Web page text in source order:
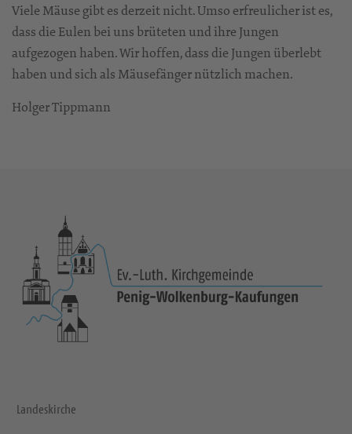
Viele Mäuse gibt es derzeit nicht. Umso erfreulicher ist es,
dass die Eulen bei uns brüteten und ihre Jungen
aufgezogen haben. Wir hoffen, dass die Jungen überlebt
haben und sich als Mäusefänger nützlich machen.
Holger Tippmann
Landeskirche